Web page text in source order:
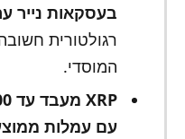
בעסקאות נייר
רגולטורית
המוסדי.
עם עמלות ממוצעות